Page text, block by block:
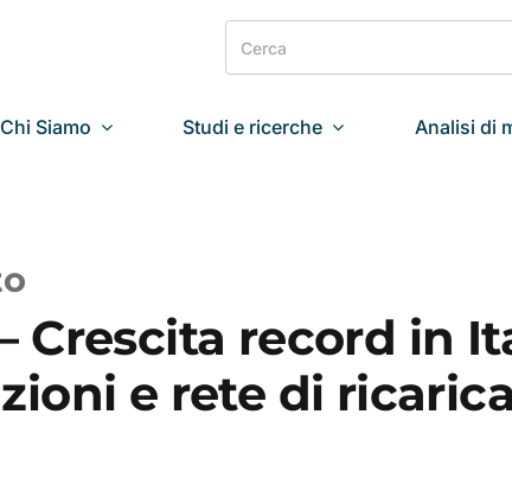
Search
for:
Chi Siamo Studi e ricerche Analisi di
Crescita record in
e rete di ricarica